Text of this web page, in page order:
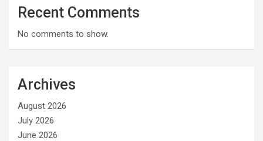
Recent Comments
No comments to show.
Archives
August 2026
July 2026
June 2026